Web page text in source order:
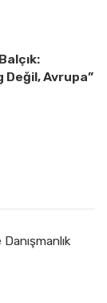
Değil, Avrupa”